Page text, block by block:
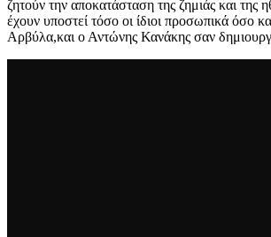
ζητούν την αποκατάσταση της ζημιάς και της
έχουν υποστεί τόσο οι ίδιοι προσωπικά όσο
Αρβύλα,και ο Αντώνης Κανάκης σαν